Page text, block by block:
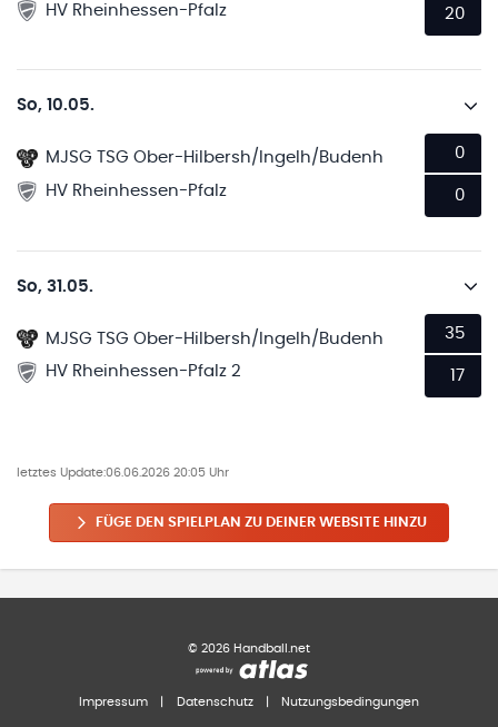
HV Rheinhessen-Pfalz
20
So, 10.05.
MJSG TSG Ober-Hilbersh/Ingelh/Budenh
HV Rheinhessen-Pfalz
0
0
So, 31.05.
MJSG TSG Ober-Hilbersh/Ingelh/Budenh
HV Rheinhessen-Pfalz 2
35
17
letztes Update:06.06.2026 20:05 Uhr
FÜGE DEN SPIELPLAN ZU DEINER WEBSITE HINZU
© 2026 Handball.net
Impressum Datenschutz Nutzungsbedingungen